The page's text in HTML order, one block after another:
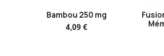
Bambou 250 mg
4,09 €